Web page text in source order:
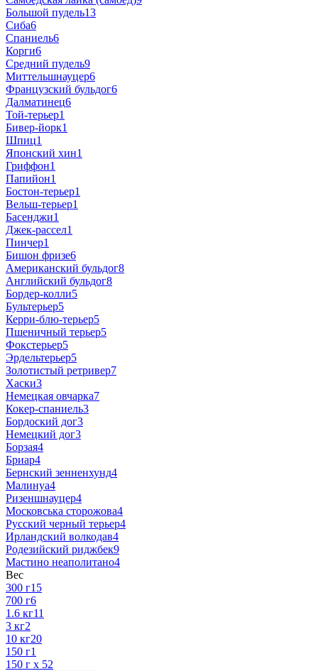
Большой пудель13
Сиба6
Спаниель6
Корги6
Средний пудель9
Миттельшнауцер6
Французский бульдог6
Далматинец6
Той-терьер1
Бивер-йорк1
Шпиц1
Японский хин1
Гриффон1
Папийон1
Бостон-терьер1
Вельш-терьер1
Басенджи1
Джек-рассел1
Пинчер1
Бишон фризе6
Американский бульдог8
Английский бульдог8
Бордер-колли5
Бультерьер5
Керри-блю-терьер5
Пшеничный терьер5
Фокстерьер5
Эрдельтерьер5
Золотистый ретривер7
Хаски3
Немецкая овчарка7
Кокер-спаниель3
Бордоский дог3
Немецкий дог3
Борзая4
Бриар4
Бернский зенненхунд4
Малинуа4
Ризеншнауцер4
Московська сторожова4
Русский черный терьер4
Ирландский волкодав4
Родезийский риджбек9
Мастино неаполитано4
Вес
300 г15
700 г6
1.6 кг11
3 кг2
10 кг20
150 г1
150 г х 52